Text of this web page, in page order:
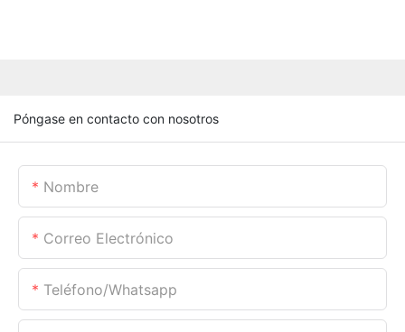
Póngase en contacto con nosotros
Nombre
Correo Electrónico
Teléfono/whatsapp